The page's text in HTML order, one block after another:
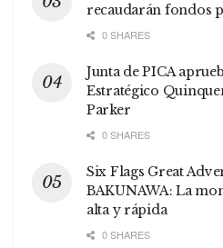
recaudarán fondos
0 SHARES
Junta de PICA
Estratégico
Parker
0 SHARES
Six Flags Great
BAKUNAWA: La
alta y rápida
0 SHARES